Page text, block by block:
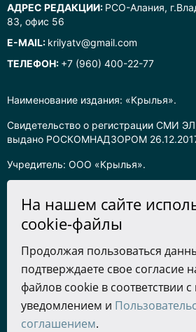
Наименование издания: «Крылья».
Свидетельство о регистрации СМИ
выдано РОСКОМНАДЗОРОМ
Учредитель: ООО «Крылья».
Информация на сайте предназначена
защищены в соответствии с
об интеллектуальной собственности.
текстовых, фото, аудио и
с согласия правообладателя (ООО
наличии ссылки на ресурс. Для
гиперссылка.
АДРЕС РЕДАКЦИИ: РСО-Алания,
83, офис 56
E-MAIL: krilyatv@gmail.com
ТЕЛЕФОН: +7 (960) 400-22-77
На нашем сайте
cookie-файлы
Продолжая пользоваться
подтверждаете свое согласие
файлов cookie в соответствии
уведомлением и
соглашением.